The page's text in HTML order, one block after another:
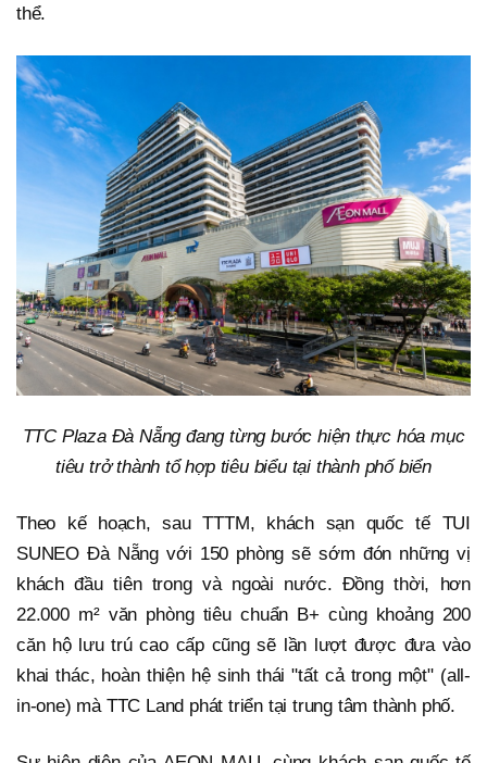
thể.
TTC Plaza Đà Nẵng đang từng bước hiện thực hóa mục
tiêu trở thành tổ hợp tiêu biểu tại thành phố biển
Theo kế hoạch, sau TTTM, khách sạn quốc tế TUI
SUNEO Đà Nẵng với 150 phòng sẽ sớm đón những vị
khách đầu tiên trong và ngoài nước. Đồng thời, hơn
22.000 m² văn phòng tiêu chuẩn B+ cùng khoảng 200
căn hộ lưu trú cao cấp cũng sẽ lần lượt được đưa vào
khai thác, hoàn thiện hệ sinh thái "tất cả trong một" (all-
in-one) mà TTC Land phát triển tại trung tâm thành phố.